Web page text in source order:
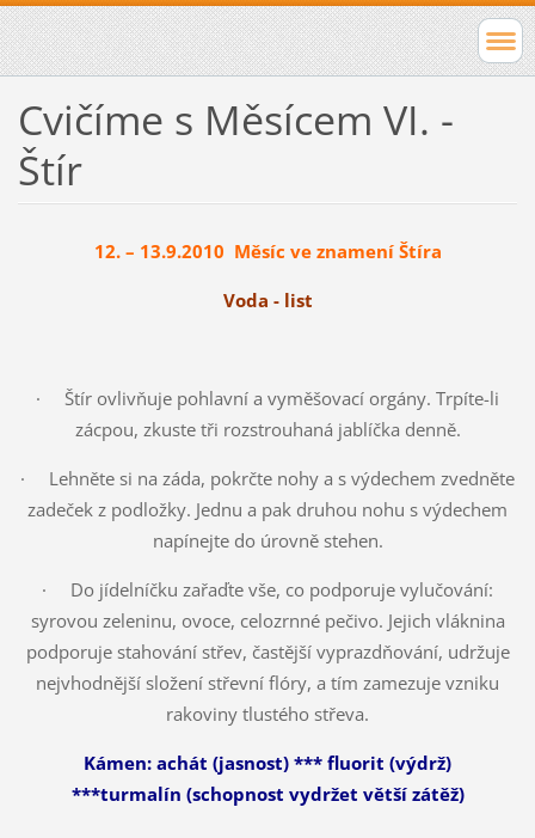
Cvičíme s Měsícem VI. -
Štír
12. – 13.9.2010 Měsíc ve znamení Štíra
Voda - list
·
Štír ovlivňuje pohlavní a vyměšovací orgány. Trpíte-li
zácpou, zkuste tři rozstrouhaná jablíčka denně.
·
Lehněte si na záda, pokrčte nohy a s výdechem zvedněte
zadeček z podložky. Jednu a pak druhou nohu s výdechem
napínejte do úrovně stehen.
·
Do jídelníčku zařaďte vše, co podporuje vylučování:
syrovou zeleninu, ovoce, celozrnné pečivo. Jejich vláknina
podporuje stahování střev, častější vyprazdňování, udržuje
nejvhodnější složení střevní flóry, a tím zamezuje vzniku
rakoviny tlustého střeva.
Kámen: achát (jasnost) *** fluorit (výdrž)
***turmalín (schopnost vydržet větší zátěž)